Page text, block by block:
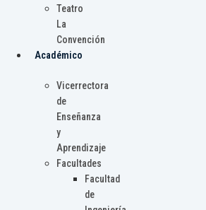
Teatro
La
Convención
Académico
Vicerrectora
de
Enseñanza
y
Aprendizaje
Facultades
Facultad
de